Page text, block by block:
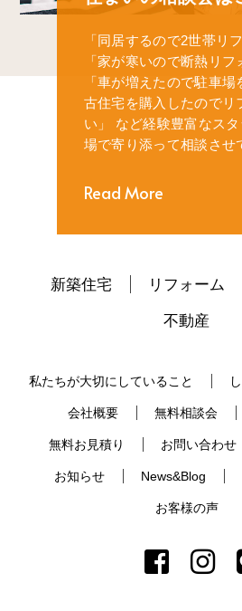
「同居するので2世帯リ
「家が寒いので断熱リフ
「車が増えたので駐車場
古住宅を購入したのでリ
い」
など経験豊富なス
場で寄り添って相談させ
Read More
新築住宅 リフォーム
不動産
私たちが大切にしていること
会社概要 無料相談会
無料お見積り お問い合わせ
お知らせ News&Blog
お客様の声